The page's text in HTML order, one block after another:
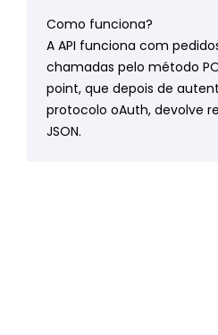
Como funciona?
A API funciona com
chamadas pelo método
point, que depois de
protocolo oAuth, devolve
JSON.